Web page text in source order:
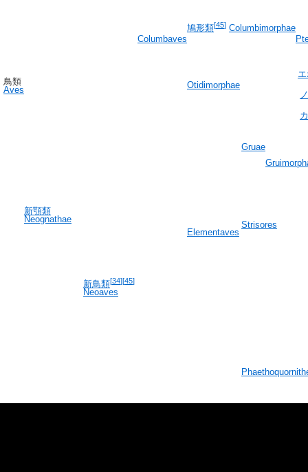
鳥類
Aves
新顎類
Neognathae
新鳥類[34][45]
Neoaves
Columbaves
鳩形類[45] Columbimorphae
Otidimorphae
Elementaves
Gruae
Strisores